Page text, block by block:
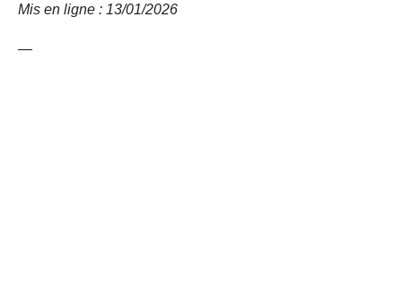
Mis en ligne : 13/01/2026
—